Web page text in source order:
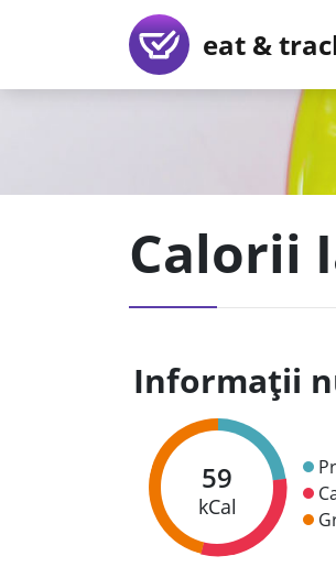
eat &
Calorii
Informații
59
kCal